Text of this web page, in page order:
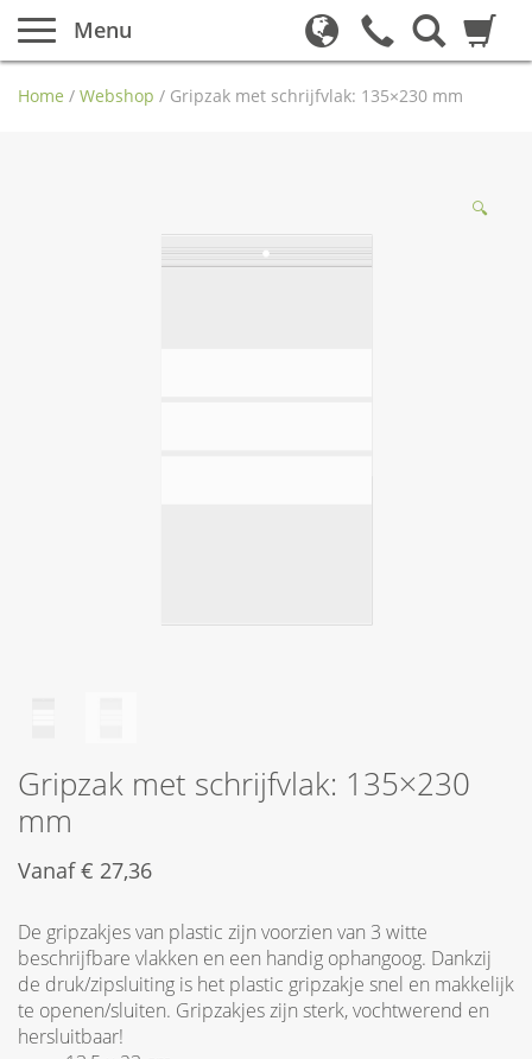
Menu
Home / Webshop / Gripzak met schrijfvlak: 135×230 mm
🔍
Gripzak met schrijfvlak: 135×230
mm
Vanaf€ 27,36
De gripzakjes van plastic zijn voorzien van 3 witte
beschrijfbare vlakken en een handig ophangoog. Dankzij
de druk/zipsluiting is het plastic gripzakje snel en makkelijk
te openen/sluiten. Gripzakjes zijn sterk, vochtwerend en
hersluitbaar!